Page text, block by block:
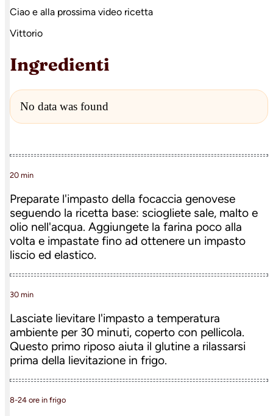
Ciao e alla prossima video ricetta
Vittorio
Ingredienti
No data was found
20 min
Preparate l'impasto della focaccia genovese
seguendo la ricetta base: sciogliete sale, malto e
olio nell'acqua. Aggiungete la farina poco alla
volta e impastate fino ad ottenere un impasto
liscio ed elastico.
30 min
Lasciate lievitare l'impasto a temperatura
ambiente per 30 minuti, coperto con pellicola.
Questo primo riposo aiuta il glutine a rilassarsi
prima della lievitazione in frigo.
8-24 ore in frigo